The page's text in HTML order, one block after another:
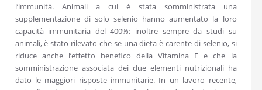
l’immunità. Animali a cui è stata somministrata una
supplementazione di solo selenio hanno aumentato la loro
capacità immunitaria del 400%; inoltre sempre da studi su
animali, è stato rilevato che se una dieta è carente di selenio, si
riduce anche l’effetto benefico della Vitamina E e che la
somministrazione associata dei due elementi nutrizionali ha
dato le maggiori risposte immunitarie. In un lavoro recente,